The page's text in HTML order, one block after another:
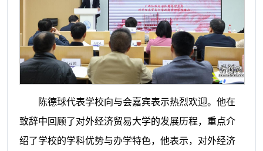
陈德球代表学校向与会嘉宾表示热烈欢迎。他在
致辞中回顾了对外经济贸易大学的发展历程，重点介
绍了学校的学科优势与办学特色，他表示，对外经济